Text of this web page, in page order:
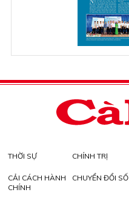
THỜI SỰ CHÍNH TRỊ
CẢI CÁCH HÀNH
CHÍNH
CHUYỂN ĐỔI SỐ